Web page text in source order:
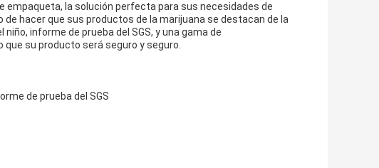
empaqueta, la solución perfecta para sus necesidades de
hacer que sus productos de la marijuana se destacan de la
informe de prueba del SGS, y una gama de
su producto será seguro y seguro.
de prueba del SGS